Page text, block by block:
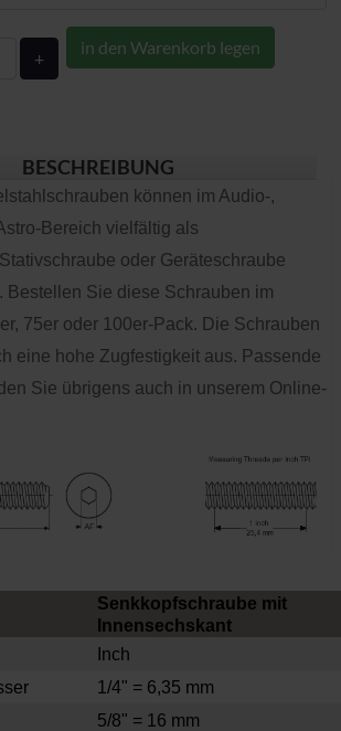
+
in den Warenkorb legen
BESCHREIBUNG
können im Audio-,
Bereich vielfältig als
oder Geräteschraube
Bestellen Sie diese Schrauben im
75er oder 100er-Pack. Die Schrauben
eine hohe Zugfestigkeit aus. Passende
Sie übrigens auch in unserem Online-
Senkkopfschraube mit
Innensechskant
Inch
1/4" = 6,35 mm
5/8" = 16 mm